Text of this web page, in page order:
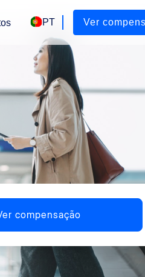
PT Ver
compensação